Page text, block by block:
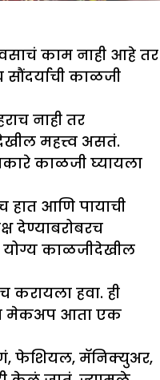
काम नाही आहे तर
काळजी
नाही तर
महत्त्व असतं.
काळजी घ्यायला
हात आणि पायाची
देण्याबरोबरच
योग्य काळजीदेखील
करायला हवा. ही
मेकअप आता एक
फेशियल, मॅनिक्युअर,